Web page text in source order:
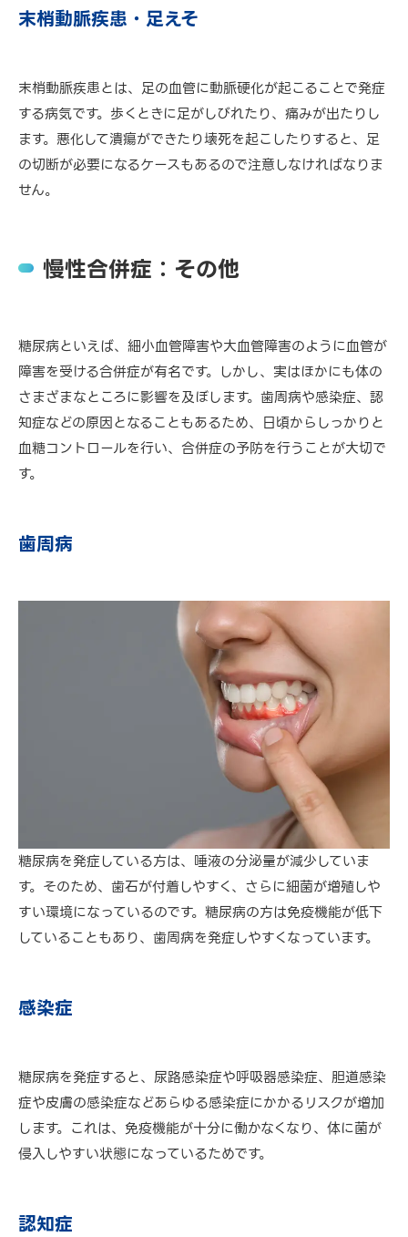
末梢動脈疾患・足えそ
末梢動脈疾患とは、足の血管に動脈硬化が起こることで発症
する病気です。歩くときに足がしびれたり、痛みが出たりし
ます。悪化して潰瘍ができたり壊死を起こしたりすると、足
の切断が必要になるケースもあるので注意しなければなりま
せん。
慢性合併症：その他
糖尿病といえば、細小血管障害や大血管障害のように血管が
障害を受ける合併症が有名です。しかし、実はほかにも体の
さまざまなところに影響を及ぼします。歯周病や感染症、認
知症などの原因となることもあるため、日頃からしっかりと
血糖コントロールを行い、合併症の予防を行うことが大切で
す。
歯周病
糖尿病を発症している方は、唾液の分泌量が減少していま
す。そのため、歯石が付着しやすく、さらに細菌が増殖しや
すい環境になっているのです。糖尿病の方は免疫機能が低下
していることもあり、歯周病を発症しやすくなっています。
感染症
糖尿病を発症すると、尿路感染症や呼吸器感染症、胆道感染
症や皮膚の感染症などあらゆる感染症にかかるリスクが増加
します。これは、免疫機能が十分に働かなくなり、体に菌が
侵入しやすい状態になっているためです。
認知症